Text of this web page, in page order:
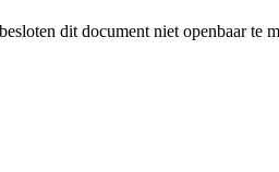
dit document niet openbaar te